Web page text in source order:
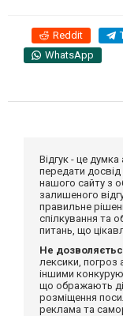
Reddit
WhatsApp
Відгук - це
передати
нашого сайту з
залишеного
правильне
спілкування та
питань, що
Не
лексики, погроз
іншими
що ображають
розміщення
реклама та